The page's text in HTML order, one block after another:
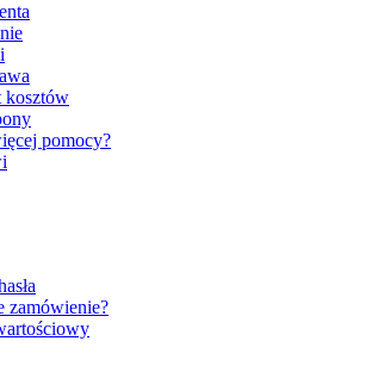
kosztów
pomocy?
zamówienie?